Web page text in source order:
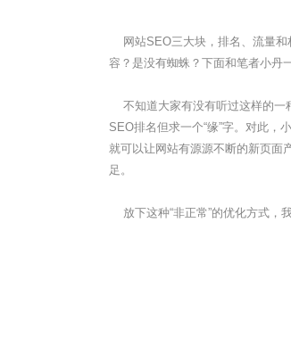
网站SEO三大块，排名、流量和
容？是没有蜘蛛？下面和笔者小丹
不知道大家有没有听过这样的一
SEO排名但求一个“缘”字。对此
就可以让网站有源源不断的新页面
足。
放下这种“非正常”的优化方式，